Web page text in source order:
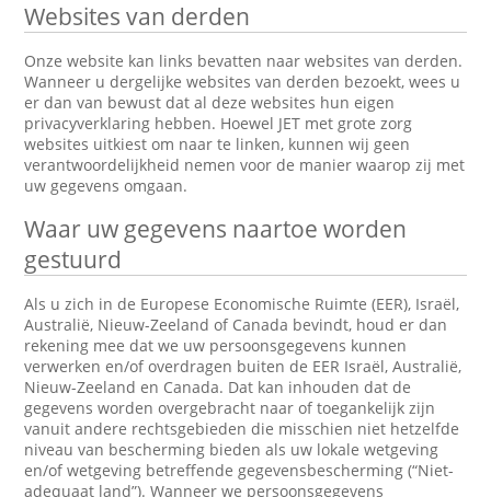
Websites van derden
Onze website kan links bevatten naar websites van derden.
Wanneer u dergelijke websites van derden bezoekt, wees u
er dan van bewust dat al deze websites hun eigen
privacyverklaring hebben. Hoewel JET met grote zorg
websites uitkiest om naar te linken, kunnen wij geen
verantwoordelijkheid nemen voor de manier waarop zij met
uw gegevens omgaan.
Waar uw gegevens naartoe worden
gestuurd
Als u zich in de Europese Economische Ruimte (EER), Israël,
Australië, Nieuw-Zeeland of Canada bevindt, houd er dan
rekening mee dat we uw persoonsgegevens kunnen
verwerken en/of overdragen buiten de EER Israël, Australië,
Nieuw-Zeeland en Canada. Dat kan inhouden dat de
gegevens worden overgebracht naar of toegankelijk zijn
vanuit andere rechtsgebieden die misschien niet hetzelfde
niveau van bescherming bieden als uw lokale wetgeving
en/of wetgeving betreffende gegevensbescherming (“Niet-
adequaat land”). Wanneer we persoonsgegevens